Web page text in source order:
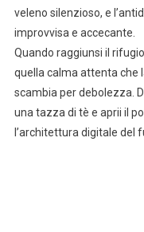
veleno silenzioso, e
improvvisa e accecante.
Quando raggiunsi il
quella calma attenta che
scambia per debolezza.
una tazza di tè e aprii il
l’architettura digitale del